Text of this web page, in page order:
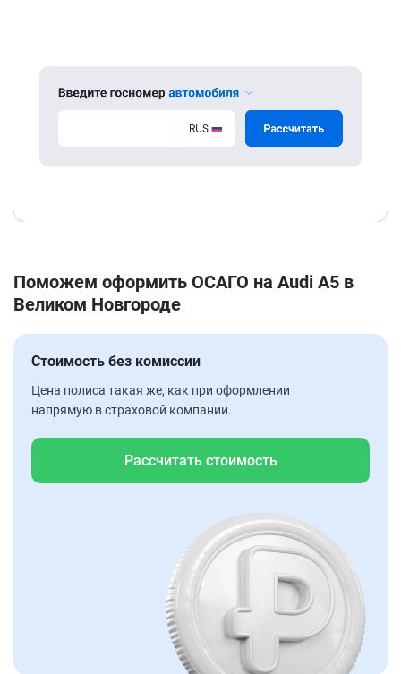
Поможем оформить ОСАГО на Audi A5 в
Великом Новгороде
Стоимость без комиссии
Цена полиса такая же, как при оформлении
напрямую в страховой компании.
Рассчитать стоимость